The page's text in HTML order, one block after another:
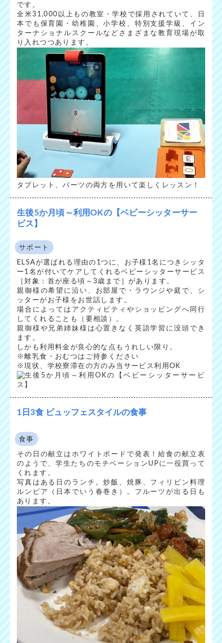
です。
全米31,000以上もの教室・学校で採用されていて、日
本でも保育園・幼稚園、小学校、特別支援学級、イン
ターナショナルスクールなどさまざまな教育現場が取
り入れつつあります。
タブレット、パーツの両方を用いて楽しくレッスン！
生後5か月頃～利用OKの【ベビーシッターサー
ビス】
サポート
ELSAが選ばれる理由の1つに、お子様1名につきシッタ
ー1名が付いてケアしてくれるベビーシッターサービス
［対象：首が座る頃～3歳まで］があります。
親御様の希望に沿い、お部屋で・ラウンジや庭で、シ
ッターがお子様をお世話します。
場合によってはアクティビティやショッピングへ同行
してくれることも（要相談）。
親御様や兄弟姉妹様は心置きなく英語学習に没頭でき
ます。
しかも利用料金が良心的な点もうれしい限り。
※離乳食・おむつはご持参ください
※現状、学校寮滞在の方のみ当サービス利用OK
1日3食 ビュッフェスタイルの食事
食事
その日の献立はホワイトボードで発表！給食の献立表
のようで、学生たちのモチベーションUPに一役買って
くれます。
写真はある日のランチ。炒飯、焼豚、フィリピン料理
ルンピア（日本でいう春巻き）。フルーツが出る日も
あります。